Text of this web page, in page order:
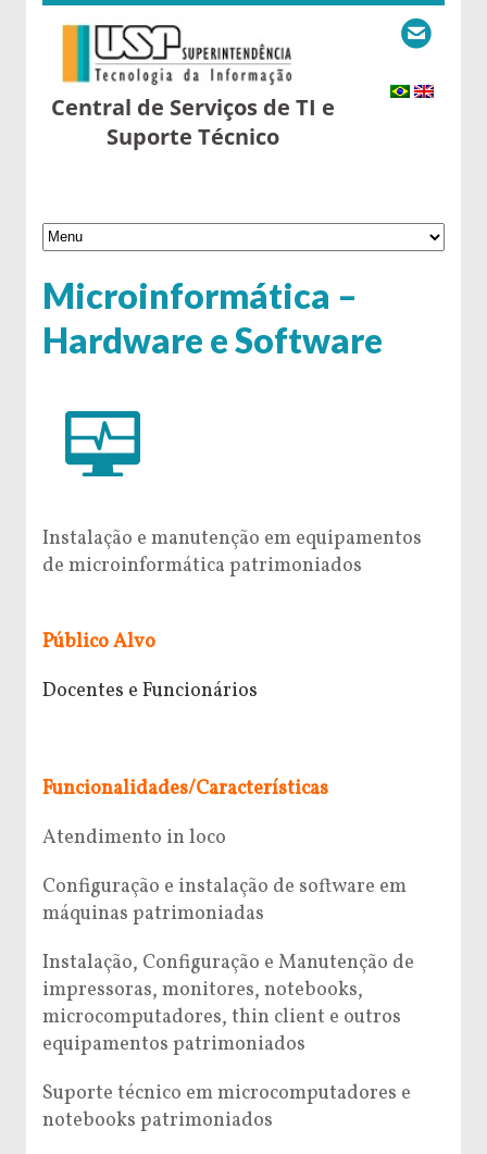
Central de Serviços de TI e
Suporte Técnico
Microinformática –
Hardware e Software
Instalação e manutenção em equipamentos
de microinformática patrimoniados
Público Alvo
Docentes e Funcionários
Funcionalidades/Características
Atendimento in loco
Configuração e instalação de software em
máquinas patrimoniadas
Instalação, Configuração e Manutenção de
impressoras, monitores, notebooks,
microcomputadores, thin client e outros
equipamentos patrimoniados
Suporte técnico em microcomputadores e
notebooks patrimoniados